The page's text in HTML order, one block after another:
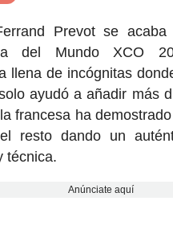
Prevot se acaba
del Mundo XCO
llena de incógnitas
ayudó a añadir más
francesa ha
resto dando un
técnica.
Anúnciate aquí